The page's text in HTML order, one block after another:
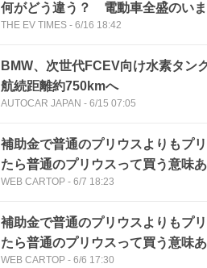
何がどう違う？ 電動車全盛のい
THE EV TIMES - 6/16 18:42
BMW、次世代FCEV向け水素タ
航続距離約750kmへ
AUTOCAR JAPAN - 6/15 07:05
補助金で普通のプリウスよりもプ
たら普通のプリウスって買う意味
WEB CARTOP - 6/7 18:23
補助金で普通のプリウスよりもプ
たら普通のプリウスって買う意味
WEB CARTOP - 6/6 17:30